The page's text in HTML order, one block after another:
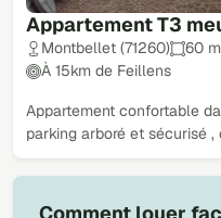
Appartement T3
Montbellet (71260) 60
À 15km de Feillens
Appartement confortable
parking arboré et sécurisé